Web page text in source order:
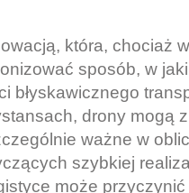
która, chociaż
sposób, w
błyskawicznego
drony mogą
ważne w
szybkiej
może